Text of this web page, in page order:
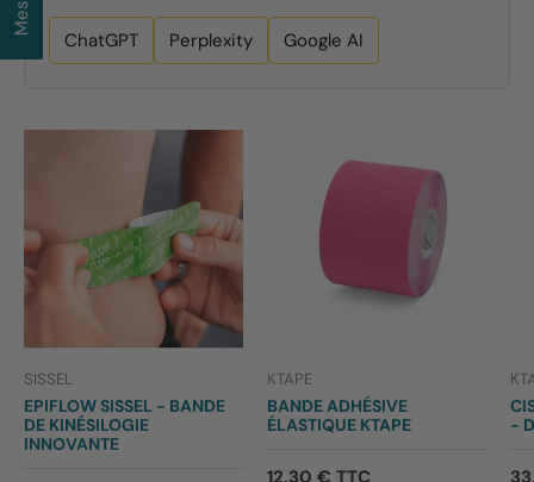
ChatGPT Perplexity Google AI
SISSEL
EPIFLOW SISSEL - BANDE
DE KINÉSILOGIE
INNOVANTE
KTAPE
BANDE ADHÉSIVE
ÉLASTIQUE KTAPE
12,30 € TTC
-